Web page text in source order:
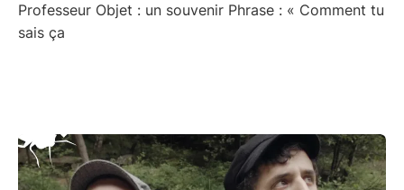
Professeur Objet : un souvenir Phrase : « Comment tu
sais ça